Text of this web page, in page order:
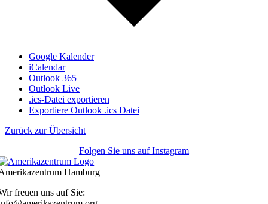
Google Kalender
iCalendar
Outlook 365
Outlook Live
.ics-Datei exportieren
Exportiere Outlook .ics Datei
Zurück zur Übersicht
Folgen Sie uns auf Instagram
Hamburg
freuen uns auf Sie: